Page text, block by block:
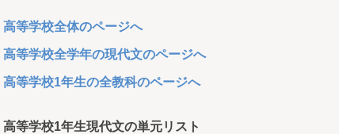
高等学校全体のページへ
高等学校全学年の現代文のページへ
高等学校1年生の全教科のページへ
高等学校1年生現代文の単元リスト